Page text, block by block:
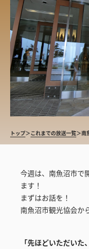
トップ＞これまでの放送一覧＞南
今週は、南魚沼市で
ます！
まずはお話を！
南魚沼市観光協会か
「先ほどいただいた